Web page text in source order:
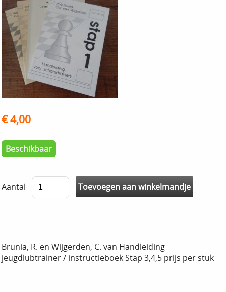
€ 4,00
Beschikbaar
Aantal
Brunia, R. en Wijgerden, C. van Handleiding
jeugdlubtrainer / instructieboek Stap 3,4,5 prijs per stuk